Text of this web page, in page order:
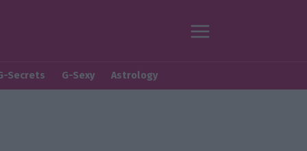
Secrets G-Sexy Astrology